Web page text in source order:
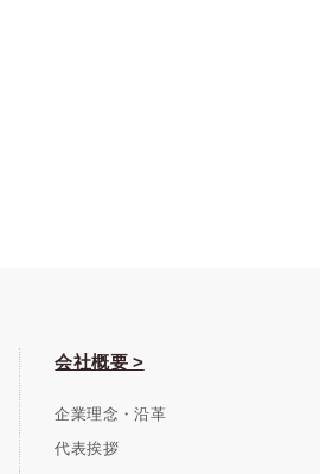
会社概要 >
企業理念・沿革
代表挨拶